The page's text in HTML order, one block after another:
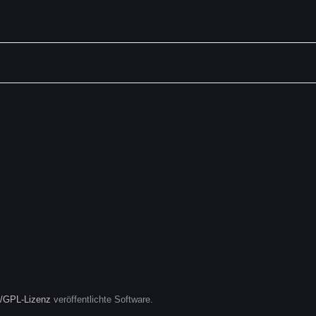
GPL-Lizenz veröffentlichte Software.